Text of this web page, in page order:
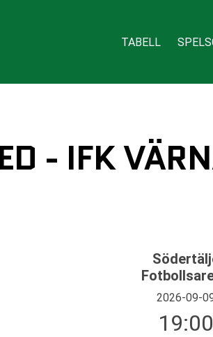
TABELL
- IFK
2026-09-
19:00